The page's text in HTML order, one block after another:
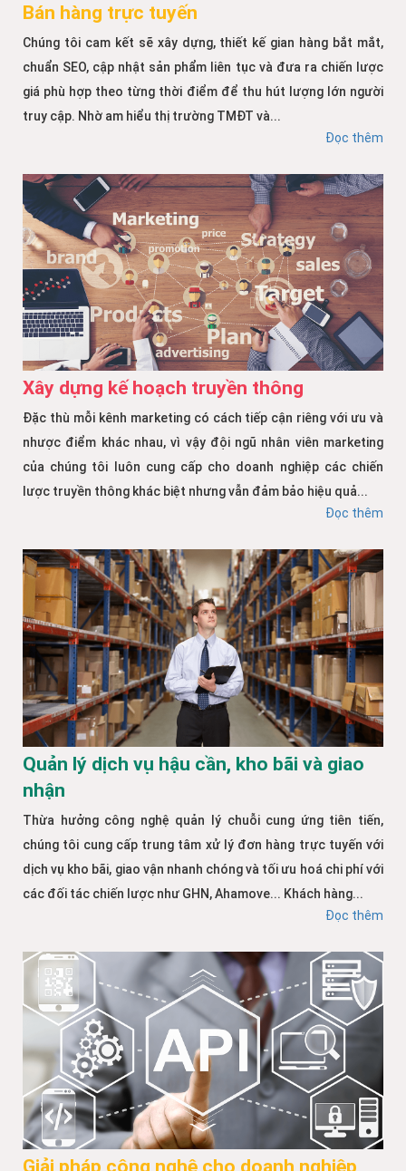
Bán hàng trực tuyến
Chúng tôi cam kết sẽ xây dựng, thiết kế gian hàng bắt mắt,
chuẩn SEO, cập nhật sản phẩm liên tục và đưa ra chiến lược
giá phù hợp theo từng thời điểm để thu hút lượng lớn người
truy cập. Nhờ am hiểu thị trường TMĐT và...
Đọc thêm
Xây dựng kế hoạch truyền thông
Đặc thù mỗi kênh marketing có cách tiếp cận riêng với ưu và
nhược điểm khác nhau, vì vậy đội ngũ nhân viên marketing
của chúng tôi luôn cung cấp cho doanh nghiệp các chiến
lược truyền thông khác biệt nhưng vẫn đảm bảo hiệu quả...
Đọc thêm
Quản lý dịch vụ hậu cần, kho bãi và giao
nhận
Thừa hưởng công nghệ quản lý chuỗi cung ứng tiên tiến,
chúng tôi cung cấp trung tâm xử lý đơn hàng trực tuyến với
dịch vụ kho bãi, giao vận nhanh chóng và tối ưu hoá chi phí với
các đối tác chiến lược như GHN, Ahamove... Khách hàng...
Đọc thêm
Giải pháp công nghệ cho doanh nghiệp